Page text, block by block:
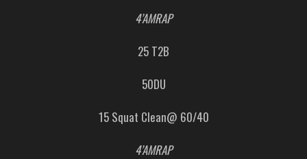
4’AMRAP
25 T2B
50DU
15 Squat Clean@ 60/40
4’AMRAP